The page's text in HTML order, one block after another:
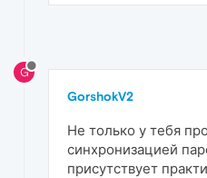
G
GorshokV2
Не только у тебя
синхронизацией
присутствует